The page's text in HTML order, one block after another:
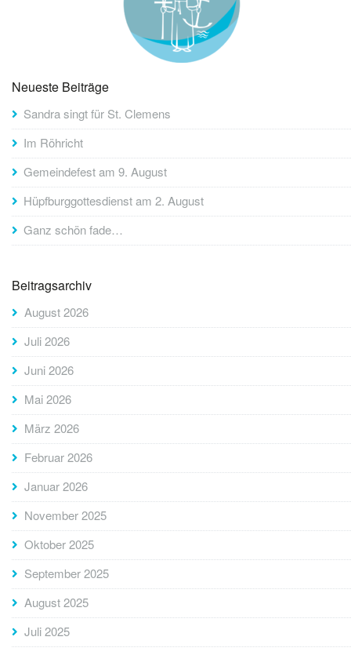
Neueste Beiträge
Sandra singt für St. Clemens
Im Röhricht
Gemeindefest am 9. August
Hüpfburggottesdienst am 2. August
Ganz schön fade…
Beitragsarchiv
August 2026
Juli 2026
Juni 2026
Mai 2026
März 2026
Februar 2026
Januar 2026
November 2025
Oktober 2025
September 2025
August 2025
Juli 2025